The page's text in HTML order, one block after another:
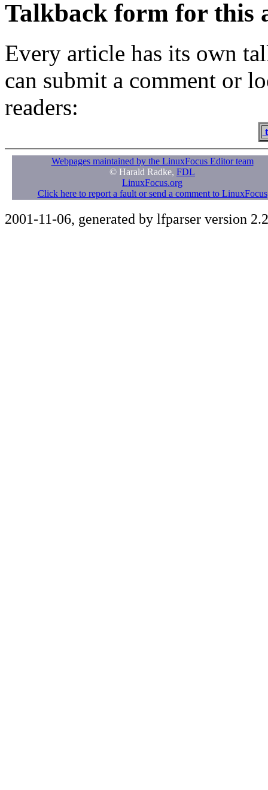
Talkback form for this
Every article has its own
can submit a comment or
readers:
Webpages maintained by the LinuxFocus Editor team
© Harald Radke, FDL
LinuxFocus.org
Click here to report a fault or send a comment to LinuxFocus
2001-11-06, generated by lfparser version